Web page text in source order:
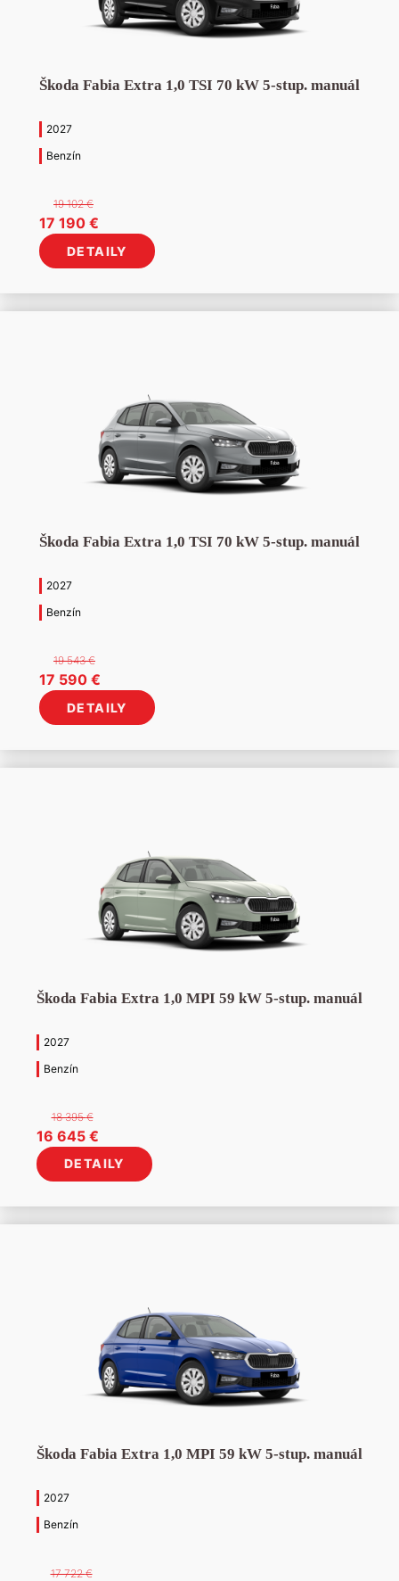
Škoda Fabia Extra 1,0 TSI 70 kW 5-stup. manuál
2027
Benzín
19 102€
Pôvodná
cena
bola:
102 €.
17 190 €
cena
je:
190 €.
DETAILY
Škoda Fabia Extra 1,0 TSI 70 kW 5-stup. manuál
2027
Benzín
19 543€
Pôvodná
cena
bola:
543 €.
17 590 €
cena
je:
590 €.
DETAILY
Škoda Fabia Extra 1,0 MPI 59 kW 5-stup. manuál
2027
Benzín
18 395€
Pôvodná
cena
bola:
395 €.
16 645 €
cena
je:
645 €.
DETAILY
Škoda Fabia Extra 1,0 MPI 59 kW 5-stup. manuál
2027
Benzín
17 722€